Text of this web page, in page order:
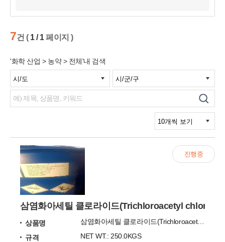
7건 ( 1 / 1페이지 )
'화학 산업 > 농약 > 전체'내 검색
삼염화아세틸 클로라이드(Trichloroacetyl chloride
상품명
삼염화아세틸 클로라이드(Trichloroacetyl chloride CAS:76-02-8)99%
규격
NET WT.: 250.0KGS
진행중